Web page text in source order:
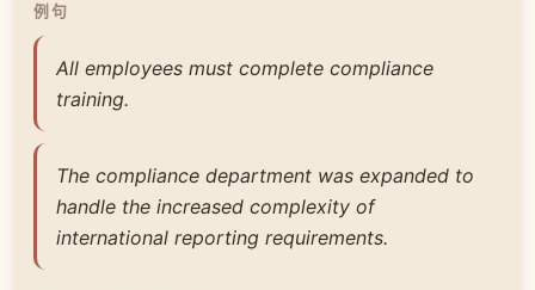
例句
All employees must complete compliance
training.
The compliance department was expanded to
handle the increased complexity of
international reporting requirements.